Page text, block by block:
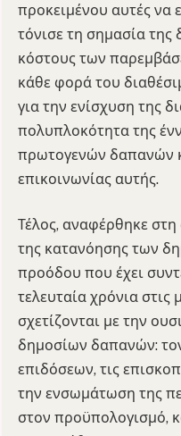
προκειμένου αυτές να
τόνισε τη σημασία
κόστους των
κάθε φορά του
για την ενίσχυση της
πολυπλοκότητα της
πρωτογενών δαπανών
επικοινωνίας αυτής.
Τέλος, αναφέρθηκε
της κατανόησης των
προόδου που έχει
τελευταία χρόνια στις
σχετίζονται με την
δημοσίων δαπανών:
επιδόσεων, τις
την ενσωμάτωση της
στον προϋπολογισμό,